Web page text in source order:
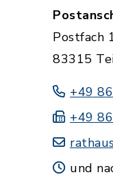
Postfach
83315
+49
+49
und